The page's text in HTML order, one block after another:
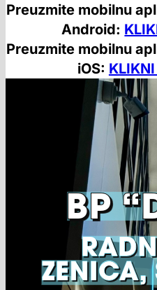
Preuzmite mobilnu
Android:
Preuzmite mobilnu
iOS: